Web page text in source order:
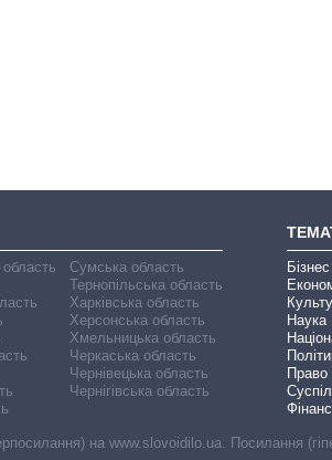
область
Сумська область
Тернопільська область
Харківська область
Херсонська область
Хмельницька область
Черкаська область
Чернівецька область
Чернігівська область
Бізнес
Наука
Право
на www.slovoidilo.ua. Посилання